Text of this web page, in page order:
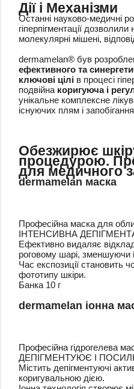
Дії і Механізми
Останні науково-медичні
гіперпігментації
молекулярні мішені,
dermamelan® був
ефективного та
ключові цілі в процесі
подвійна коригуюча і
унікальне комплексне
існуючих плям і
Обезжирює
процедурою.
для медичного
dermamelan маска
Професійна маска для
ІНТЕНСИВНА
Ефективно видаляє
роговому шарі, зменшуючи
Час експозиції становить
фототипу шкіри.
Банка 10 г
dermamelan іонна
Професійна гідрогелева
ДЕПІГМЕНТУЮЄ І
Містить депігментуючі
коригувальною дією.